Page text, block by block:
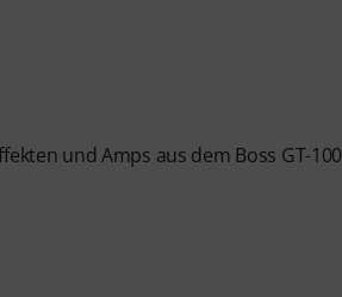
und Amps aus dem Boss GT-100